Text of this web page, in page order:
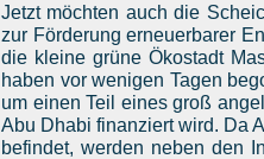
Jetzt möchten auch die
zur Förderung erneuerbarer
die kleine grüne Ökostadt
haben vor wenigen Tagen
um einen Teil eines groß
Abu Dhabi finanziert wird. Da
befindet, werden neben den